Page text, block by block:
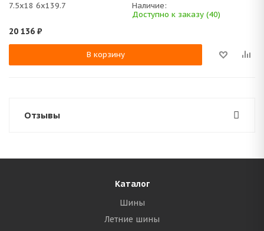
7.5x18 6x139.7
Наличие:
Доступно к заказу (40)
20 136 ₽
В корзину
Отзывы
Каталог
Шины
Летние шины